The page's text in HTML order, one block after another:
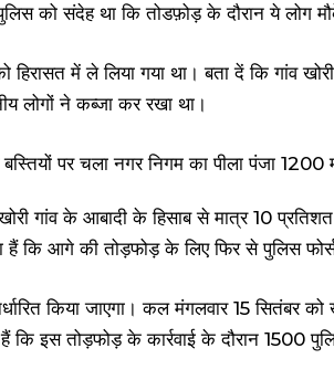
को संदेह था कि तोडफ़ोड़ के दौरान ये लोग
हिरासत में ले लिया गया था। बता दें कि गांव
लोगों ने कब्जा कर रखा था।
गांव के आबादी के हिसाब से मात्र 10
कि आगे की तोड़फोड़ के लिए फिर से पुलिस फोर्स
किया जाएगा। कल मंगलवार 15 सितंबर को
कि इस तोड़फोड़ के कार्रवाई के दौरान 1500